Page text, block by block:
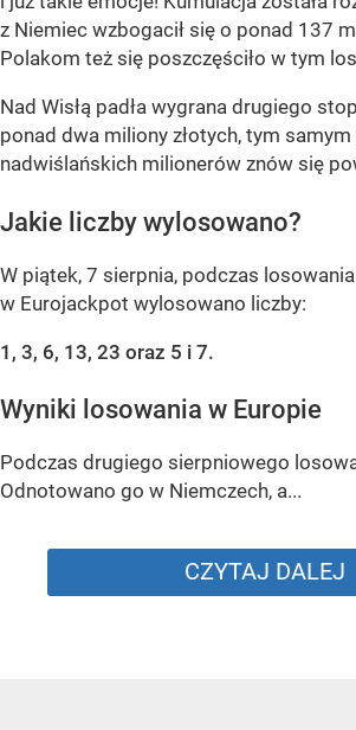
z Niemiec wzbogacił się o ponad 137
Polakom też się poszczęściło w tym
Nad Wisłą padła wygrana drugiego
ponad dwa miliony złotych, tym
nadwiślańskich milionerów znów się
Jakie liczby wylosowano?
W piątek, 7 sierpnia, podczas
w Eurojackpot wylosowano liczby:
1, 3, 6, 13, 23 oraz 5 i 7.
Wyniki losowania w Europie
Podczas drugiego sierpniowego
Odnotowano go w Niemczech, a...
CZYTAJ DALEJ